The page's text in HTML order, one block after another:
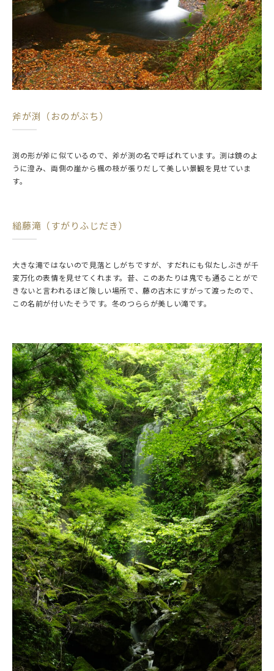
斧が渕（おのがぶち）
渕の形が斧に似ているので、斧が渕の名で呼ばれています。渕は鏡のよ
うに澄み、両側の崖から楓の枝が張りだして美しい景観を見せていま
す。
縋藤滝（すがりふじだき）
大きな滝ではないので見落としがちですが、すだれにも似たしぶきが千
変万化の表情を見せてくれます。昔、このあたりは鬼でも通ることがで
きないと言われるほど険しい場所で、藤の古木にすがって渡ったので、
この名前が付いたそうです。冬のつららが美しい滝です。